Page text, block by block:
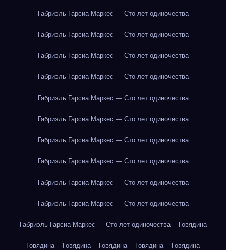
Габриэль Гарсиа Маркес — Сто лет одиночества
Габриэль Гарсиа Маркес — Сто лет одиночества
Габриэль Гарсиа Маркес — Сто лет одиночества
Габриэль Гарсиа Маркес — Сто лет одиночества
Габриэль Гарсиа Маркес — Сто лет одиночества
Габриэль Гарсиа Маркес — Сто лет одиночества
Габриэль Гарсиа Маркес — Сто лет одиночества
Габриэль Гарсиа Маркес — Сто лет одиночества
Габриэль Гарсиа Маркес — Сто лет одиночества
Габриэль Гарсиа Маркес — Сто лет одиночества
Габриэль Гарсиа Маркес — Сто лет одиночества Говядина
Говядина Говядина Говядина Говядина Говядина